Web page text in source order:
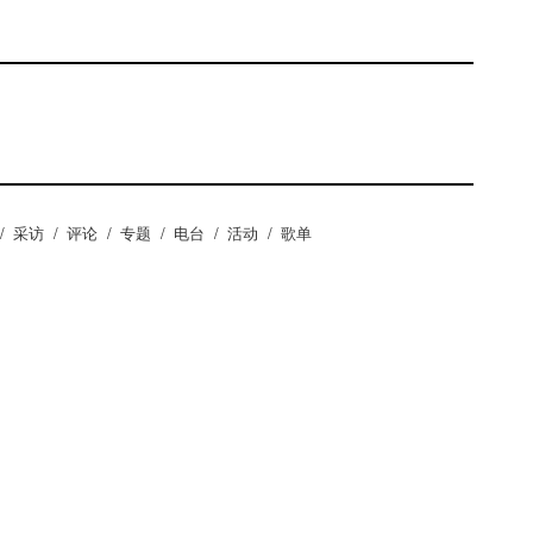
/ 采访 / 评论 / 专题 / 电台 / 活动 / 歌单